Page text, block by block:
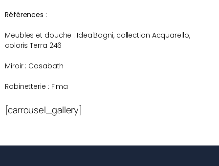
Références :
Meubles et douche : IdealBagni, collection Acquarello,
coloris Terra 246
Miroir : Casabath
Robinetterie : Fima
[carrousel_gallery]